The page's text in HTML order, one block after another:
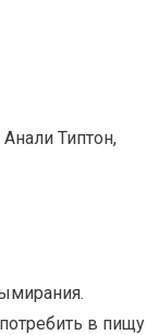
Типтон,
в пищу